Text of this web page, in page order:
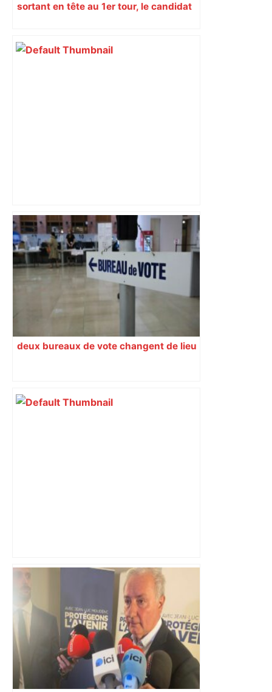
sortant en tête au 1er tour, le candidat
D’où vient cette impressionnante
fumée visible à plusieurs kilomètres au
nord de Toulouse, ce vendredi après-
midi – ladepeche.fr
deux bureaux de vote changent de lieu
La ligne B du métro à l'arrêt partiel
plusieurs semaines à Toulouse : voici le
calendrier et les alternatives proposées
– Actu.fr